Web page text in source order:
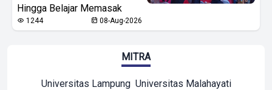
Hingga Belajar Memasak
1244 08-Aug-2026
MITRA
Universitas Lampung Universitas Malahayati